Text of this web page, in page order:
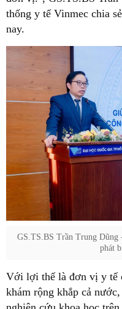
thống y tế Vinmec chia
nay.
GS.TS.BS Trần Trung Dũng
phát
Với lợi thế là đơn vị y tế
khám rộng khắp cả